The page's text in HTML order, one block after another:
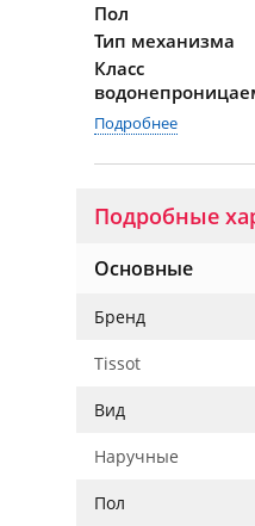
Пол
Тип механизма
Класс
Подробнее
Подробные
Основные
Бренд
Tissot
Вид
Наручные
Пол